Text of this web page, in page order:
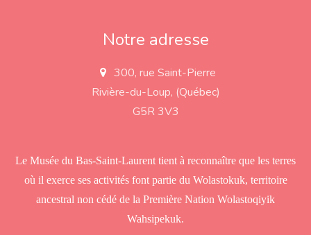
Notre adresse
a
d
300, rue Saint-Pierre
Rivière-du-Loup, (Québec)
G5R 3V3
Le Musée du Bas-Saint-Laurent tient à reconnaître que les terres
où il exerce ses activités font partie du Wolastokuk, territoire
ancestral non cédé de la Première Nation Wolastoqiyik
Wahsipekuk.